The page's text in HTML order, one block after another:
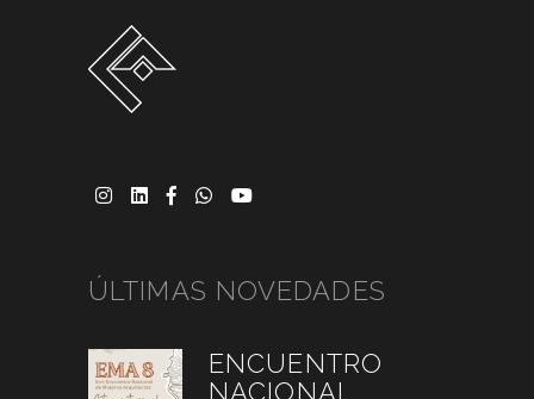
ÚLTIMAS NOVEDADES
ENCUENTRO
NACIONAL